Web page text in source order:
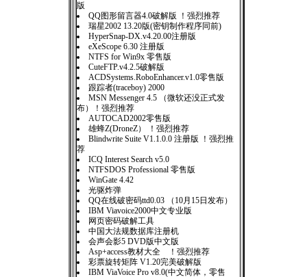
版
QQ图形留言器4.0破解版 ！强烈推荐
瑞星2002 13.20版(密钥制作程序同前)
HyperSnap-DX.v4.20.00注册版
eXeScope 6.30 注册版
NTFS for Win9x 零售版
CuteFTP.v4.2.5破解版
ACDSystems.RoboEnhancer.v1.0零售版
跟踪者(traceboy) 2000
MSN Messenger 4.5 （微软还没正式发
布）！强烈推荐
AUTOCAD2002零售版
雄蜂Z(DroneZ） ！强烈推荐
Blindwrite Suite V1.1.0.0 注册版 ！强烈推
荐
ICQ Interest Search v5.0
NTFSDOS Professional 零售版
WinGate 4.42
光驱炸弹
QQ在线破密码ttd0.03 （10月15日发布）
IBM Viavoice2000中文专业版
网页密码破解工具
中国大法规数据库注册机
会声会影5 DVD版中文版
Asp+access教材大全 ！强烈推荐
彩票旋转矩阵 V1.20完美破解版
IBM ViaVoice Pro v8.0(中文简体，零售